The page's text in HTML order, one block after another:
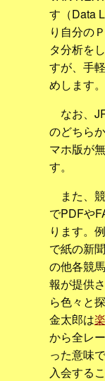
す（Data
り自分の
タ分析を
すが、手
めします。
なお、
のどちら
マホ版が
す。
また、
でPDFや
ります。
で紙の新
の他各競
報が提供
ら色々と
金太郎は
から全レ
った意味
入会する